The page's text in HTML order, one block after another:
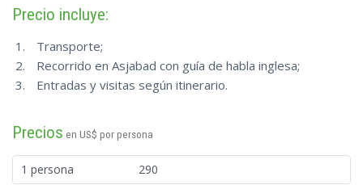
Precio incluye:
Transporte;
Recorrido en Asjabad con guía de habla inglesa;
Entradas y visitas según itinerario.
Precios en US$ por persona
1 persona 290